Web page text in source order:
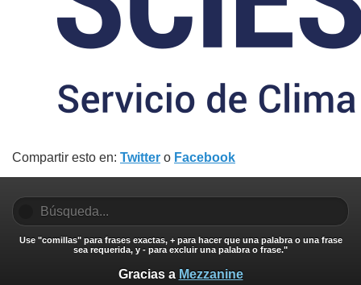
Compartir esto en: Twitter o Facebook
Use "comillas" para frases exactas, + para hacer que una palabra o una frase
sea requerida, y - para excluir una palabra o frase."
Gracias a Mezzanine